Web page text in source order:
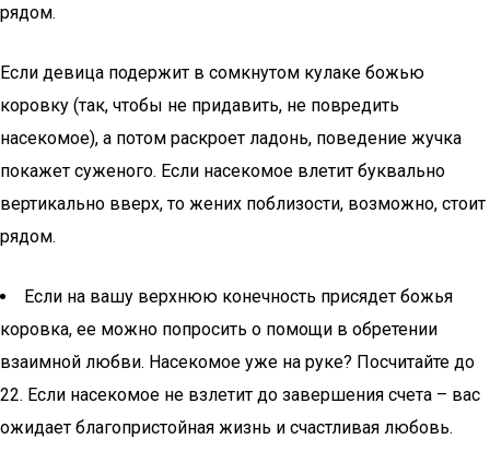
рядом.
Если девица подержит в сомкнутом кулаке божью
коровку (так, чтобы не придавить, не повредить
насекомое), а потом раскроет ладонь, поведение жучка
покажет суженого. Если насекомое влетит буквально
вертикально вверх, то жених поблизости, возможно, стоит
рядом.
Если на вашу верхнюю конечность присядет божья
коровка, ее можно попросить о помощи в обретении
взаимной любви. Насекомое уже на руке? Посчитайте до
22. Если насекомое не взлетит до завершения счета – вас
ожидает благопристойная жизнь и счастливая любовь.